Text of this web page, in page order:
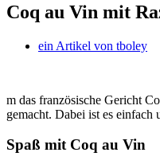
Coq au Vin mit
ein Artikel von tboley
m das französische Gericht
gemacht. Dabei ist es einfach
Spaß mit Coq au Vin